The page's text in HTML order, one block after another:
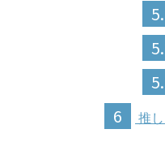
6 推